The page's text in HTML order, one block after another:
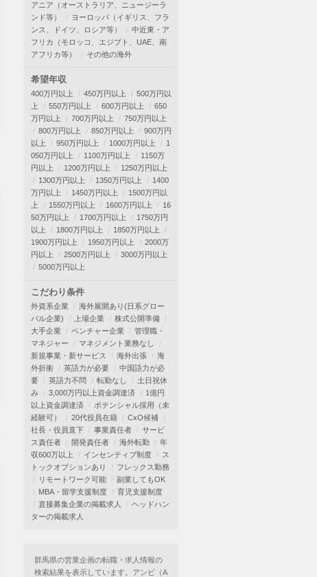
アニア（オーストラリア、ニュージーラ
ンド等）
ヨーロッパ（イギリス、フラ
ンス、ドイツ、ロシア等）
中近東・ア
フリカ（モロッコ、エジプト、UAE、南
アフリカ等）
その他の海外
希望年収
400万円以上 450万円以上
500万円以
上
550万円以上 600万円以上
650
万円以上
700万円以上
750万円以上
800万円以上
850万円以上
900万円
以上
950万円以上 1000万円以上
1
050万円以上
1100万円以上
1150万
円以上
1200万円以上
1250万円以上
1300万円以上
1350万円以上
1400
万円以上
1450万円以上
1500万円以
上
1550万円以上 1600万円以上
16
50万円以上
1700万円以上
1750万円
以上
1800万円以上
1850万円以上
1900万円以上
1950万円以上
2000万
円以上
2500万円以上
3000万円以上
5000万円以上
こだわり条件
外資系企業
海外展開あり(日系グロー
バル企業)
上場企業
株式公開準備
大手企業
ベンチャー企業
管理職・
マネジャー
マネジメント業務なし
新規事業・新サービス
海外出張
海
外折衝
英語力が必要
中国語力が必
要
英語力不問 転勤なし
土日祝休
み
3,000万円以上資金調達済
1億円
以上資金調達済
ポテンシャル採用（未
経験可）
20代役員在籍
CxO候補
社長・役員直下
事業責任者
サービ
ス責任者
開発責任者 海外転勤
年
収600万以上
インセンティブ制度
ス
トックオプションあり
フレックス勤務
リモートワーク可能
副業してもOK
MBA・留学支援制度
育児支援制度
直接募集企業の掲載求人
ヘッドハン
ターの掲載求人
群馬県の営業企画の転職・求人情報の
検索結果を表示しています。アンビ（A